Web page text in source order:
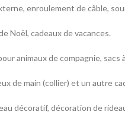
enroulement de câble,
Noël, cadeaux de vacances.
animaux de compagnie, sacs
de main (collier) et un autre
décoratif, décoration de